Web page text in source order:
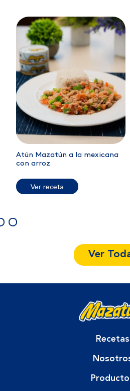
Atún Mazatún a la mexicana
con arroz
Ver receta
Ver
Recetas